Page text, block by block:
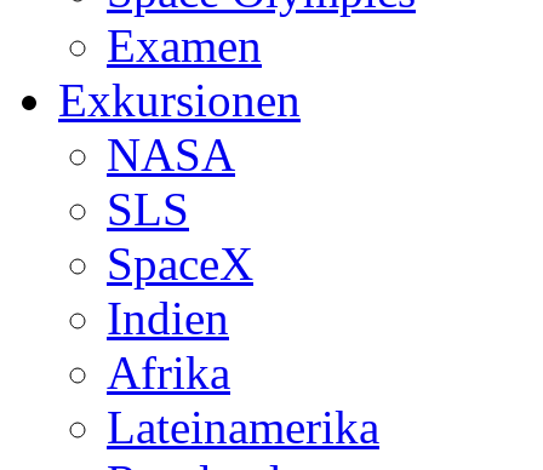
Examen
Exkursionen
NASA
SLS
SpaceX
Indien
Afrika
Lateinamerika